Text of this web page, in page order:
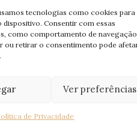
tecnologias como cookies para
Consentir com essas
como comportamento de navegação
ou retirar o consentimento pode
Ver preferências
de Privacidade